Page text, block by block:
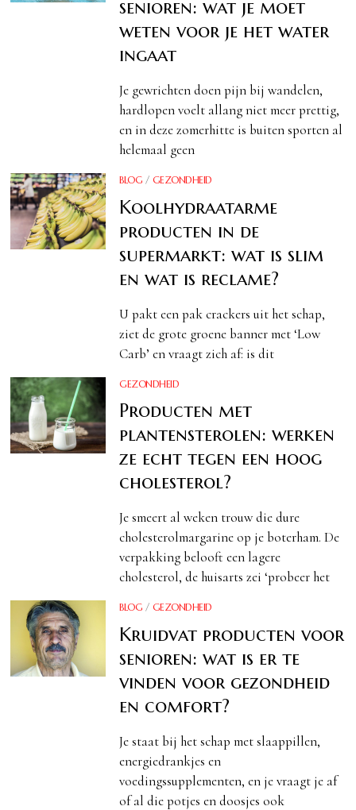
senioren: wat je moet
weten voor je het water
ingaat
Je gewrichten doen pijn bij wandelen,
hardlopen voelt allang niet meer prettig,
en in deze zomerhitte is buiten sporten al
helemaal geen
BLOG / GEZONDHEID
Koolhydraatarme
producten in de
supermarkt: wat is slim
en wat is reclame?
U pakt een pak crackers uit het schap,
ziet de grote groene banner met ‘Low
Carb’ en vraagt zich af: is dit
GEZONDHEID
Producten met
plantensterolen: werken
ze echt tegen een hoog
cholesterol?
Je smeert al weken trouw die dure
cholesterolmargarine op je boterham. De
verpakking belooft een lagere
cholesterol, de huisarts zei ‘probeer het
BLOG / GEZONDHEID
Kruidvat producten voor
senioren: wat is er te
vinden voor gezondheid
en comfort?
Je staat bij het schap met slaappillen,
energiedrankjes en
voedingssupplementen, en je vraagt je af
of al die potjes en doosjes ook